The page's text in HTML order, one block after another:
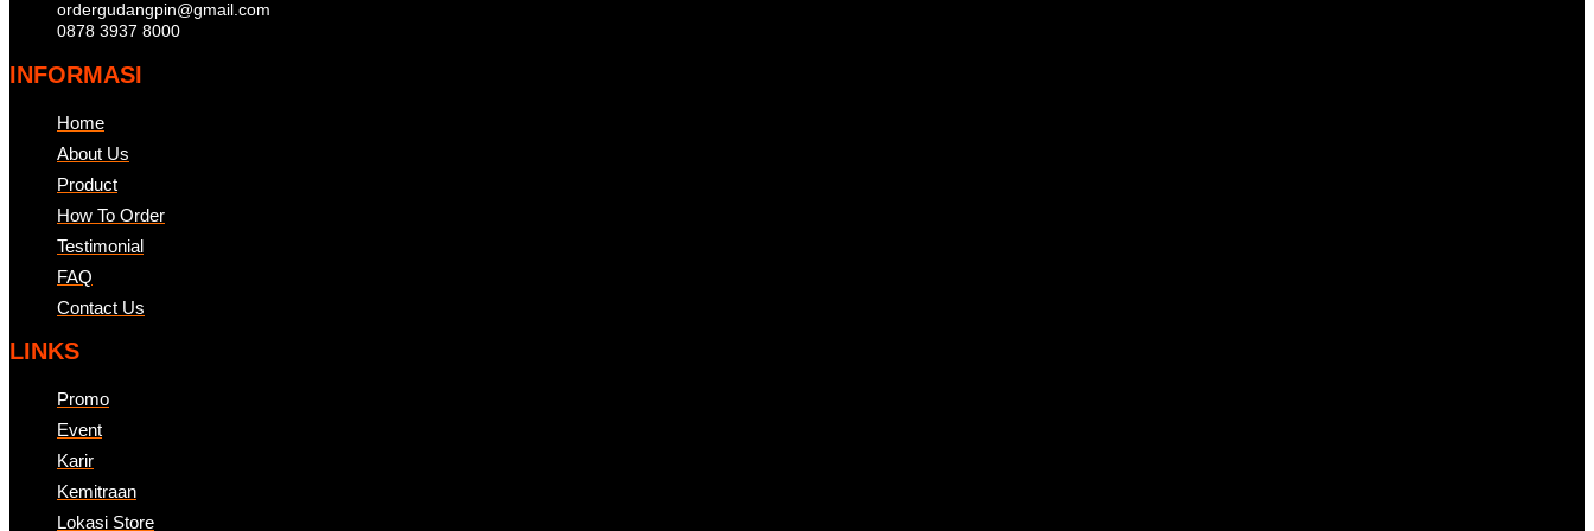
ordergudangpin@gmail.com
0878 3937 8000
INFORMASI
Home
About Us
Product
How To Order
Testimonial
FAQ
Contact Us
LINKS
Promo
Event
Karir
Kemitraan
Lokasi Store